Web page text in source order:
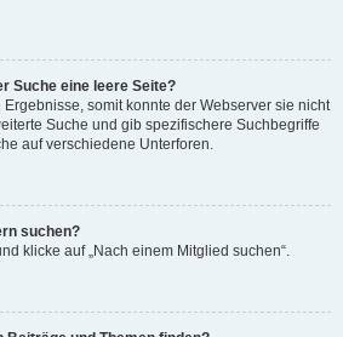
Suche eine leere Seite?
somit konnte der Webserver sie nicht
Suche und gib spezifischere Suchbegriffe
auf verschiedene Unterforen.
suchen?
klicke auf „Nach einem Mitglied suchen“.